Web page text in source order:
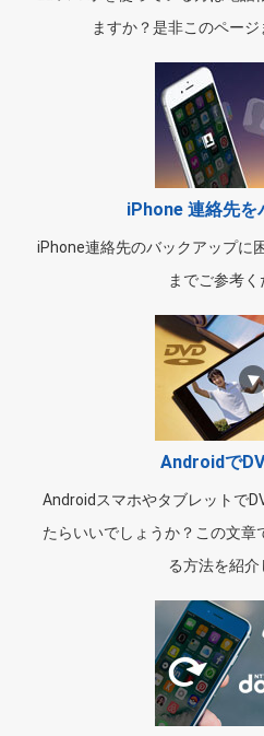
ますか？是非このページ
iPhone 連絡先を
iPhone連絡先のバックアップに
までご参考く
Androidで
Androidスマホやタブレットで
たらいいでしょうか？この文章
る方法を紹介